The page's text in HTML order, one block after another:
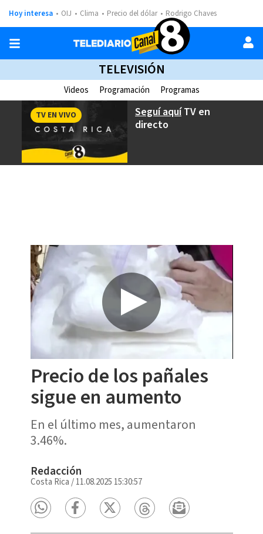
Hoy interesa OIJ Clima Precio del dólar Rodrigo Chaves
TELEVISIÓN
Videos Programación Programas
Seguí aquíTV en
directo
TV EN VIVO
Precio de los pañales
sigue en aumento
En el último mes, aumentaron
3.46%.
Redacción
Costa Rica /11.08.2025 15:30:57